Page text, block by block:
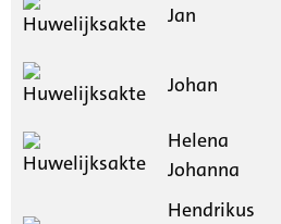
Jan
Johan
Helena
Johanna
Hendrikus